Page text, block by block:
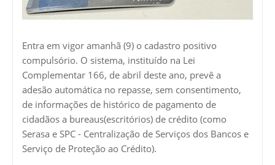
Entra em vigor amanhã (9) o cadastro positivo
compulsório. O sistema, instituído na Lei
Complementar 166, de abril deste ano, prevê a
adesão automática no repasse, sem consentimento,
de informações de histórico de pagamento de
cidadãos a bureaus(escritórios) de crédito (como
Serasa e SPC - Centralização de Serviços dos Bancos e
Serviço de Proteção ao Crédito).